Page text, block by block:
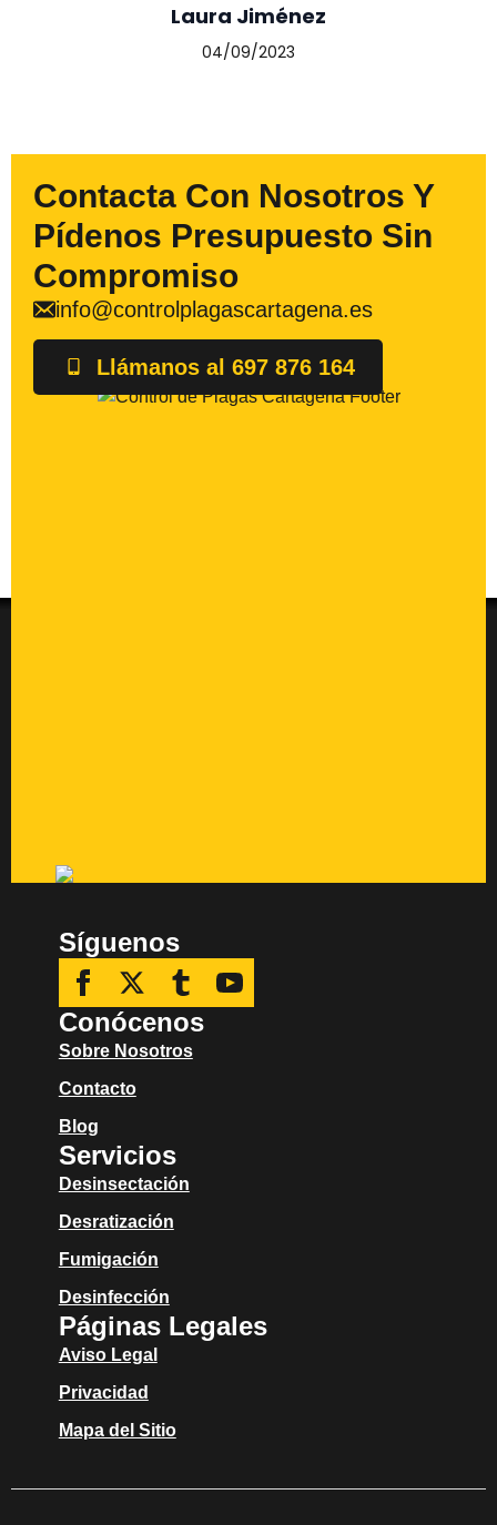
Laura Jiménez
04/09/2023
Contacta Con Nosotros Y
Pídenos Presupuesto Sin
Compromiso
info@controlplagascartagena.es
Llámanos al 697 876 164
Síguenos
Conócenos
Sobre Nosotros
Contacto
Blog
Servicios
Desinsectación
Desratización
Fumigación
Desinfección
Páginas Legales
Aviso Legal
Privacidad
Mapa del Sitio